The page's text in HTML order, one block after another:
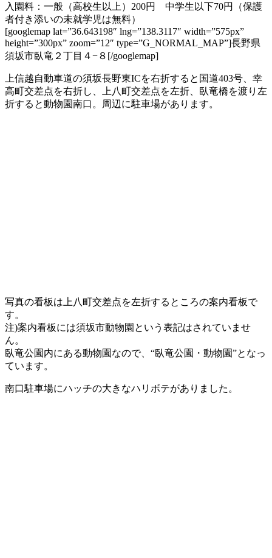
入園料：一般（高校生以上）200円 中学生以下70円（保護
者付き添いの未就学児は無料）
[googlemap lat=”36.643198″ lng=”138.3117″ width=”575px”
height=”300px” zoom=”12″ type=”G_NORMAL_MAP”]長野県
須坂市臥竜２丁目４−８[/googlemap]
上信越自動車道の須坂長野東ICを右折すると国道403号、幸
高町交差点を右折し、上八町交差点を左折、臥竜橋を渡り左
折すると動物園南口。周辺に駐車場があります。
写真の看板は上八町交差点を左折するところの案内看板で
す。
注)案内看板には須坂市動物園という表記はされていませ
ん。
臥竜公園内にある動物園なので、“臥竜公園・動物園”となっ
ています。
南口駐車場にハッチの大きなハリボテがありました。